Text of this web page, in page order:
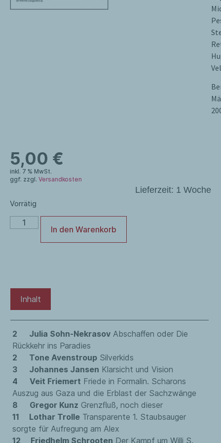
5,00 €
inkl. 7 % MwSt.
ggf. zzgl. Versandkosten
Lieferzeit: 1 Woche
Vorrätig
In den Warenkorb
Inhalt
2 Julia Sohn-Nekrasov Abschaffen oder Die
Rückkehr ins Paradies
2 Tone Avenstroup Silverkids
3 Johannes Jansen Klarsicht und Vision
4 Veit Friemert Friede in Formalin. Scharons
Auszug aus Gaza und die Erblast der Sachzwänge
8 Gregor Kunz Grenzfluß, noch dieser
11 Lothar Trolle Transparente 1. Staubsauger
sorgte für Aufregung am Alex
12 Friedhelm Schrooten Der Kampf um Willi S.